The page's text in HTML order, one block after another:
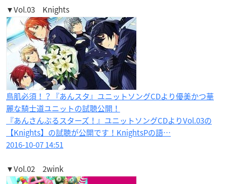
▼Vol.03 Knights
鳥肌必須！？『あんスタ』ユニットソングCDより優美かつ華
麗な騎士道ユニットの試聴公開！
『あんさんぶるスターズ！』ユニットソングCDよりVol.03の
【Knights】の試聴が公開です！KnightsPの語…
2016-10-07 14:51
▼Vol.02 2wink